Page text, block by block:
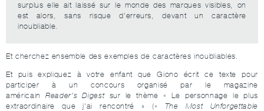
surplus elle ait laissé sur le monde des marques visibles, on
est alors, sans risque d'erreurs, devant un caractère
inoubliable.
Et cherchez ensemble des exemples de caractères inoubliables.
Et puis expliquez à votre enfant que Giono écrit ce texte pour
participer à un concours organisé par le magazine
américain
Reader’s Digestsur le thème « Le personnage le plus
extraordinaire que j'ai rencontré » (« The Most Unforgettable